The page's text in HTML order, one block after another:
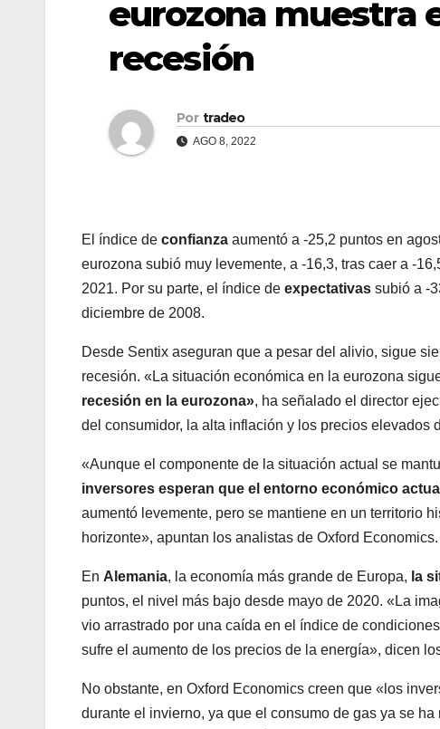
eurozona muestra
recesión
Por tradeo
AGO 8, 2022
El índice de confianza aumentó a -25,2 puntos en
eurozona subió muy levemente, a -16,3, tras caer a -
2021. Por su parte, el índice de expectativas subió a -
diciembre de 2008.
Desde Sentix aseguran que a pesar del alivio, sigue
recesión. «La situación económica en la eurozona
recesión en la eurozona», ha señalado el director
del consumidor, la alta inflación y los precios elevados
«Aunque el componente de la situación actual se
inversores esperan que el entorno económico
aumentó levemente, pero se mantiene en un territorio
horizonte», apuntan los analistas de Oxford Economics.
En Alemania, la economía más grande de Europa, la
puntos, el nivel más bajo desde mayo de 2020. «La
vio arrastrado por una caída en el índice de
sufre el aumento de los precios de la energía», dicen
No obstante, en Oxford Economics creen que «los
durante el invierno, ya que el consumo de gas ya se